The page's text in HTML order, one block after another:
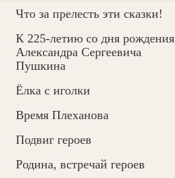
Что за прелесть эти сказки!
К 225-летию со дня рождения
Александра Сергеевича
Пушкина
Ёлка с иголки
Время Плеханова
Подвиг героев
Родина, встречай героев